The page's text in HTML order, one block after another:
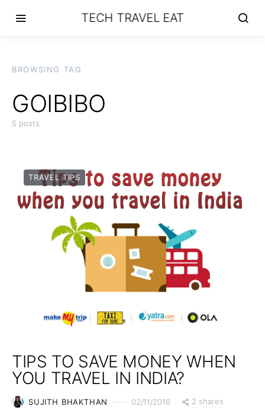
TECH TRAVEL EAT
BROWSING TAG
GOIBIBO
5 posts
TRAVEL TIPS
TIPS TO SAVE MONEY WHEN
YOU TRAVEL IN INDIA?
SUJITH BHAKTHAN 02/11/2016 2 shares